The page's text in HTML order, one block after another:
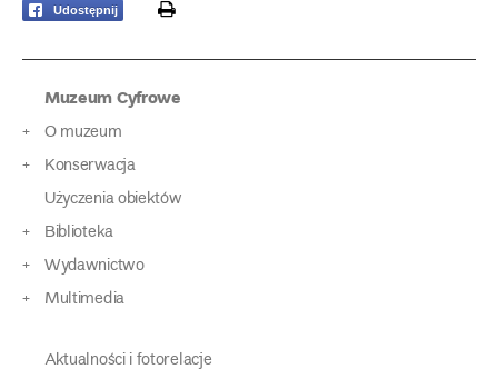
Udostępnij print
Muzeum Cyfrowe
O muzeum
Konserwacja
Użyczenia obiektów
Biblioteka
Wydawnictwo
Multimedia
Aktualności i fotorelacje